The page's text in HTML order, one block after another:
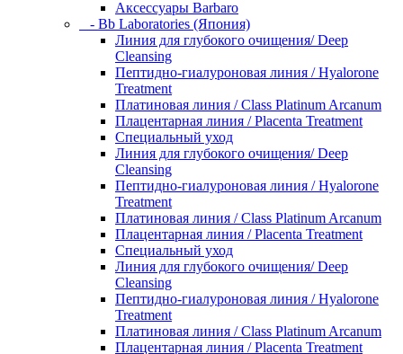
Аксессуары Barbaro
- Bb Laboratories (Япония)
Линия для глубокого очищения/ Deep
Cleansing
Пептидно-гиалуроновая линия / Hyalorone
Treatment
Платиновая линия / Class Platinum Arcanum
Плацентарная линия / Placenta Treatment
Специальный уход
Линия для глубокого очищения/ Deep
Cleansing
Пептидно-гиалуроновая линия / Hyalorone
Treatment
Платиновая линия / Class Platinum Arcanum
Плацентарная линия / Placenta Treatment
Специальный уход
Линия для глубокого очищения/ Deep
Cleansing
Пептидно-гиалуроновая линия / Hyalorone
Treatment
Платиновая линия / Class Platinum Arcanum
Плацентарная линия / Placenta Treatment